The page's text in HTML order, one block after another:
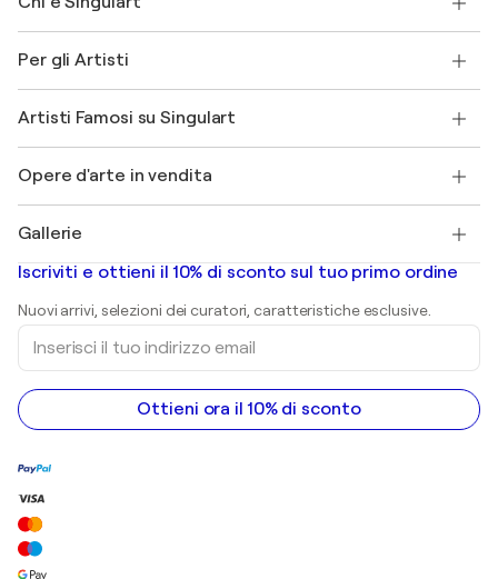
Spedizione
Offri una carta regalo
Partecipa al nostro programma commerciale
Il mio account
Protezione acquirente
+39 694500608
FAQ
Magazine di Singulart
Lavori
Scopri arte originale selezionata
Per gli Artisti
Accedi come Artista
Artisti Famosi su Singulart
Marc Chagall
Banksy
Mr. Brainwash
Shepard Fairey
Opere d'arte in vendita
Quadri astratti in vendita
Dipinti di paesaggi
sculture
Dipinti acrilici
Gallerie
Gallerie d’arte in Italia
Iscriviti e ottieni il 10% di sconto sul tuo primo ordine
Nuovi arrivi, selezioni dei curatori, caratteristiche esclusive.
Inserisci
tuo
indirizzo
email
Ottieni ora il 10% di sconto